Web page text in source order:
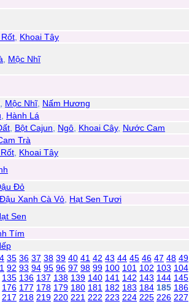
Khoai Tây
Mộc Nhĩ
Mộc Nhĩ, Nấm Hương
Hành Lá
Bột Cajun Ngô Khoai Cây, Nước Cam
Trà
Khoai Tây
Đỏ
Đậu Xanh Cà Vỏ Hạt Sen Tươi
Sen
Tím
35 36 37 38 39 40 41 42 43 44 45 46 47 48 49
92 93 94 95 96 97 98 99 100 101 102 103 104
135 136 137 138 139 140 141 142 143 144 145
176 177 178 179 180 181 182 183 184 185 186
217 218 219 220 221 222 223 224 225 226 227